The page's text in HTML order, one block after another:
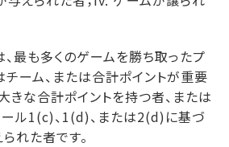
最も多くのゲームを勝ち取ったプ
チーム、または合計ポイントが重要
きな合計ポイントを持つ者、または
ール1(c)、1(d)、または2(d)に基づ
れた者です。